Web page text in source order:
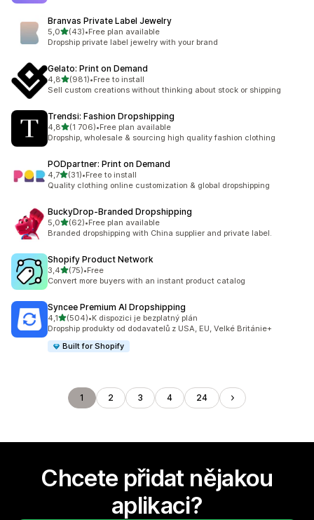
Branvas Private Label Jewelry
5,0z 5 hvězd
(43)
Celkový počet recenzí: 43
•Free plan available
Dropship private label jewelry with your brand
Gelato: Print on Demand
4,8z 5 hvězd
(981)
Celkový počet recenzí: 981
•Free to install
Sell custom creations without thinking about stock or shipping
Trendsi: Fashion Dropshipping
4,8z 5 hvězd
(1 706)
Celkový počet recenzí: 1706
•Free plan available
Dropship, wholesale & sourcing high quality fashion clothing
PODpartner: Print on Demand
4,7z 5 hvězd
(31)
Celkový počet recenzí: 31
•Free to install
Quality clothing online customization & global dropshipping
BuckyDrop‑Branded Dropshipping
5,0z 5 hvězd
(62)
Celkový počet recenzí: 62
•Free plan available
Branded dropshipping with China supplier and private label.
Shopify Product Network
3,4z 5 hvězd
(75)
Celkový počet recenzí: 75
•Free
Convert more buyers with an instant product catalog
Syncee Premium AI Dropshipping
4,1z 5 hvězd
(504)
Celkový počet recenzí: 504
•K dispozici je bezplatný plán
Dropship produkty od dodavatelů z USA, EU, Velké Británie+
Built for Shopify
1 2 3 4 24
Chcete přidat nějakou
aplikaci?